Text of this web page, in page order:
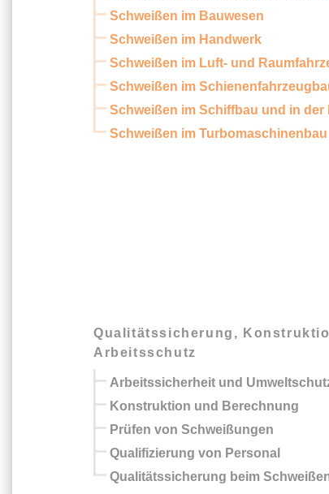
Schweißen im Bauwesen
Schweißen im Handwerk
Schweißen im Luft- und
Schweißen im
Schweißen im Schiffbau und in der
Schweißen im Turbomaschinenbau
Qualitätssicherung,
Arbeitsschutz
Arbeitssicherheit und
Konstruktion und Berechnung
Prüfen von Schweißungen
Qualifizierung von Personal
Qualitätssicherung beim